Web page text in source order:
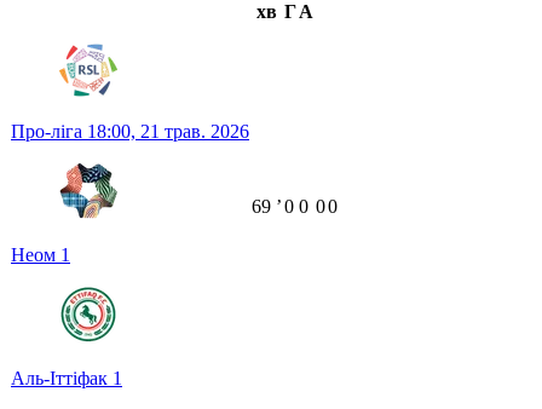
хв ГА
Про-ліга 18:00, 21 трав. 2026
Неом 1
Аль-Іттіфак 1
69 ʼ0 0 00